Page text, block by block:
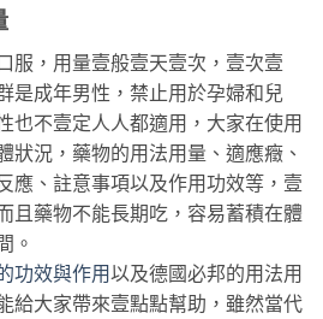
服，用量壹般壹天壹次，壹次壹
是成年男性，禁止用於孕婦和兒
也不壹定人人都適用，大家在使用
狀況，藥物的用法用量、適應癥、
應、註意事項以及作用功效等，壹
且藥物不能長期吃，容易蓄積在體
。
功效與作用以及德國必邦的用法用
給大家帶來壹點點幫助，雖然當代